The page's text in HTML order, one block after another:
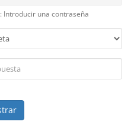
Introducir una contraseña